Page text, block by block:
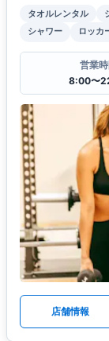
タオルレンタル
シャワー
ロッカ
営業
8:00〜
店舗情報